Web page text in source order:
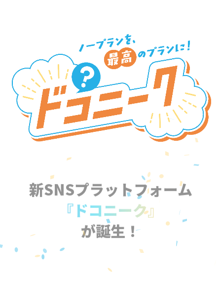
新SNSプラットフォーム
『ドコニーク』
が誕生！